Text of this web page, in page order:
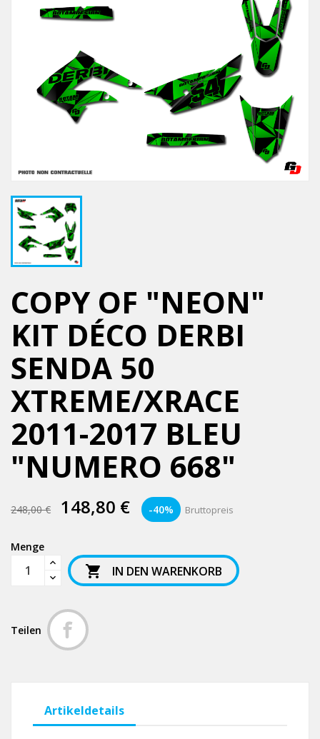
COPY OF "NEON"
KIT DÉCO DERBI
SENDA 50
XTREME/XRACE
2011-2017 BLEU
"NUMERO 668"
248,00 € 148,80 € -40% Bruttopreis
Menge
 IN DEN WARENKORB
Teilen
Artikeldetails